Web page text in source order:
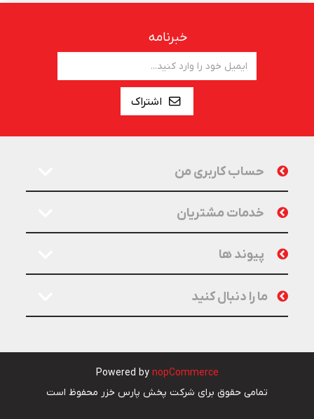
خبرنامه
اشتراک
حساب کاربری من
خدمات مشتریان
پیوند ها
ما را دنبال کنید
Powered by nopCommerce
تمامی حقوق برای شرکت پخش پارس خزر محفوظ است